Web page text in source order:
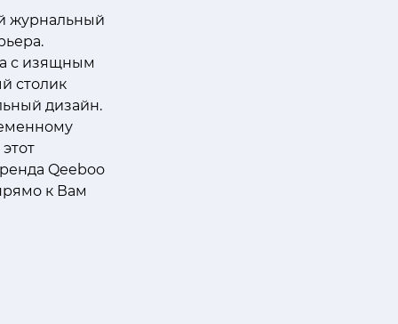
журнальный
с изящным
столик
дизайн.
Qeeboo
к Вам